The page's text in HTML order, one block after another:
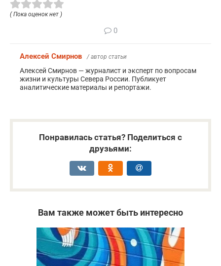
( Пока оценок нет )
0
Алексей Смирнов / автор статьи
Алексей Смирнов — журналист и эксперт по вопросам
жизни и культуры Севера России. Публикует
аналитические материалы и репортажи.
Понравилась статья? Поделиться с
друзьями:
Вам также может быть интересно